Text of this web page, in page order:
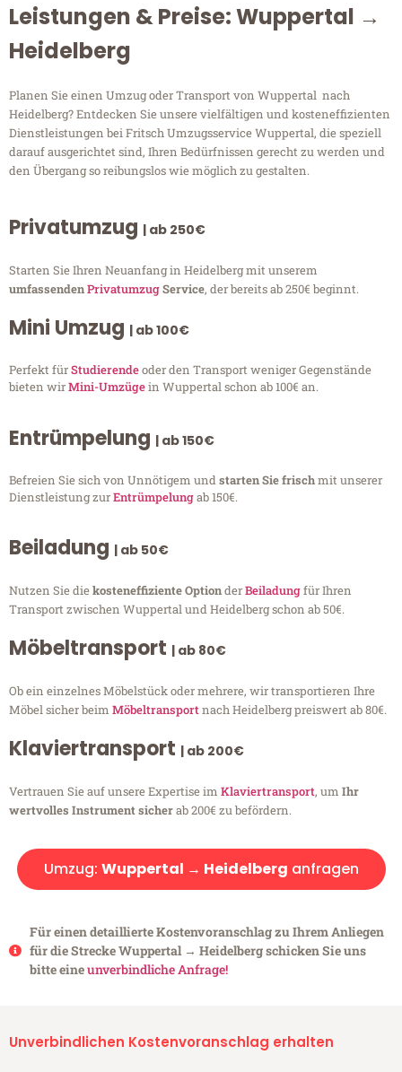
Leistungen & Preise: Wuppertal →
Heidelberg
Planen Sie einen Umzug oder Transport von Wuppertal nach
Heidelberg? Entdecken Sie unsere vielfältigen und kosteneffizienten
Dienstleistungen bei Fritsch Umzugsservice Wuppertal, die speziell
darauf ausgerichtet sind, Ihren Bedürfnissen gerecht zu werden und
den Übergang so reibungslos wie möglich zu gestalten.
Privatumzug | ab 250€
Starten Sie Ihren Neuanfang in Heidelberg mit unserem
umfassendenPrivatumzugService, der bereits ab 250€ beginnt.
Mini Umzug | ab 100€
Perfekt fürStudierendeoder den Transport weniger Gegenstände
bieten wirMini-Umzügein Wuppertal schon ab 100€ an.
Entrümpelung | ab 150€
Befreien Sie sich von Unnötigem undstarten Sie frischmit unserer
Dienstleistung zurEntrümpelungab 150€.
Beiladung | ab 50€
Nutzen Sie diekosteneffiziente OptionderBeiladungfür Ihren
Transport zwischen Wuppertal und Heidelberg schon ab 50€.
Möbeltransport | ab 80€
Ob ein einzelnes Möbelstück oder mehrere, wir transportieren Ihre
Möbel sicher beim Möbeltransportnach Heidelberg preiswert ab 80€.
Klaviertransport | ab 200€
Vertrauen Sie auf unsere Expertise im Klaviertransport, um Ihr
wertvolles Instrument sicherab 200€ zu befördern.
Umzug: Wuppertal → Heidelberg anfragen
Für einen detaillierte Kostenvoranschlag zu Ihrem Anliegen
für die Strecke Wuppertal → Heidelberg schicken Sie uns
bitte eineunverbindliche Anfrage!
Unverbindlichen Kostenvoranschlag erhalten